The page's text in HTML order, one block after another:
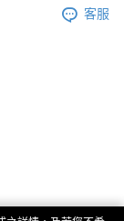
客服